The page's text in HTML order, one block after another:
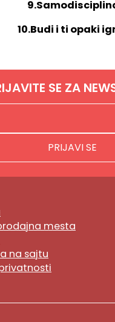
10.Budi i ti opaki
SE ZA
PRIJAVI SE
mesta
na sajtu